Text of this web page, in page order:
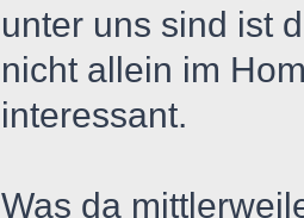
unter uns sind ist
nicht allein im
interessant.
Was da